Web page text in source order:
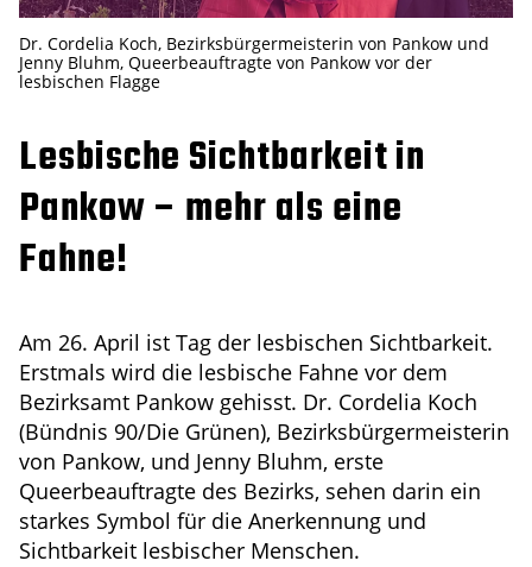
Dr. Cordelia Koch, Bezirksbürgermeisterin von Pankow und
Jenny Bluhm, Queerbeauftragte von Pankow vor der
lesbischen Flagge
Lesbische Sichtbarkeit in
Pankow – mehr als eine
Fahne!
Am 26. April ist Tag der lesbischen Sichtbarkeit.
Erstmals wird die lesbische Fahne vor dem
Bezirksamt Pankow gehisst. Dr. Cordelia Koch
(Bündnis 90/Die Grünen), Bezirksbürgermeisterin
von Pankow, und Jenny Bluhm, erste
Queerbeauftragte des Bezirks, sehen darin ein
starkes Symbol für die Anerkennung und
Sichtbarkeit lesbischer Menschen.